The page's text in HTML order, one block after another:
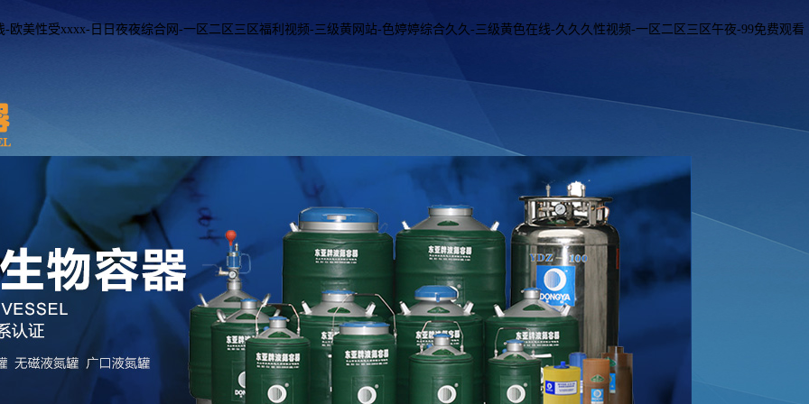
美性受xxxx-日日夜夜综合网-一区二区三区福利视频-三级黄网站-色婷婷综合久久-三级黄色在线-久久久性视频-一区二区三区午夜-99免费观看